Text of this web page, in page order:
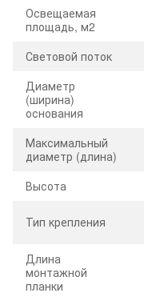
Освещаемая
площадь, м2
Световой поток
Диаметр
(ширина)
основания
Максимальный
диаметр (длина)
Высота
Тип крепления
Длина
монтажной
планки